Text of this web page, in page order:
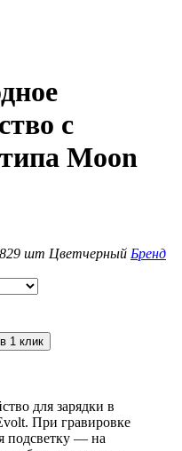
с
Moon
шт Цветчерный Бренд
1 клик
для зарядки в
При гравировке
подсветку — на